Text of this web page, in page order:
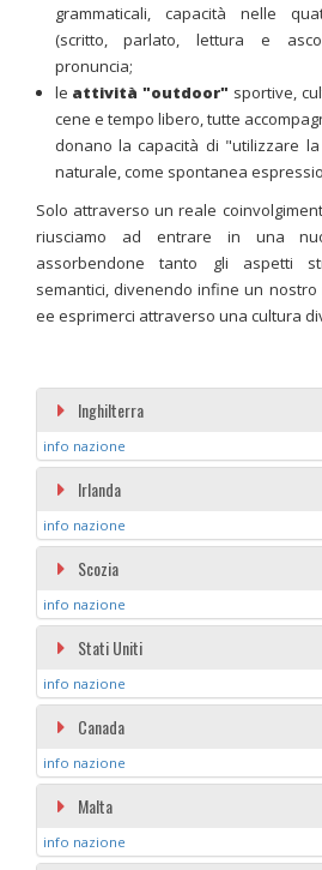
Inghilterra
info nazione
Irlanda
info nazione
Scozia
info nazione
Stati Uniti
info nazione
Canada
info nazione
Malta
info nazione
grammaticali, capacità nelle
(scritto, parlato, lettura e
pronuncia;
le attività "outdoor" sportive,
cene e tempo libero, tutte
donano la capacità di "utilizzare
naturale, come spontanea
Solo attraverso un reale
riusciamo ad entrare in una
assorbendone tanto gli aspetti
semantici, divenendo infine un
ee esprimerci attraverso una cultura